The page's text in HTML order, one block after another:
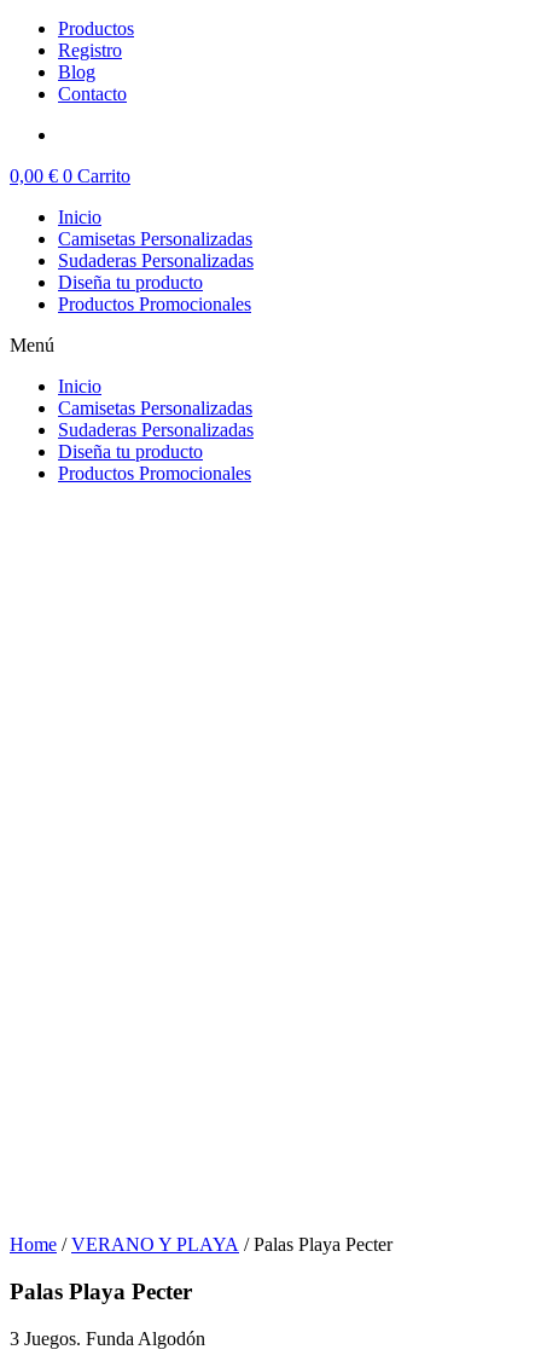
Productos
Registro
Blog
Contacto
0,00 € 0 Carrito
Inicio
Camisetas Personalizadas
Sudaderas Personalizadas
Diseña tu producto
Productos Promocionales
Menú
Inicio
Camisetas Personalizadas
Sudaderas Personalizadas
Diseña tu producto
Productos Promocionales
Home /VERANO Y PLAYA / Palas Playa Pecter
Palas Playa Pecter
3 Juegos. Funda Algodón